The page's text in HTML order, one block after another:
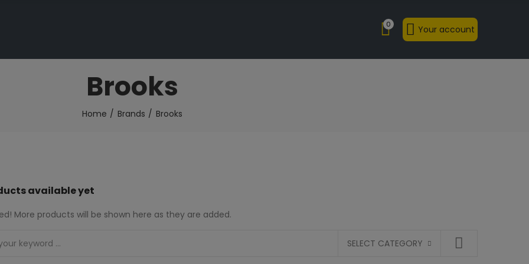
0 Your account
Brooks
Home Brands Brooks
available yet
More products will be shown here as they are added.
SELECT CATEGORY